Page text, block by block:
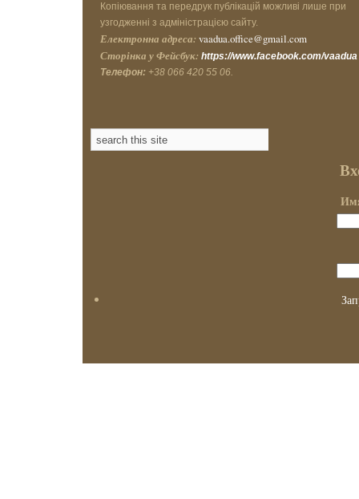
Копіювання та передрук публікацій можливі лише при
узгодженні з адміністрацією сайту.
Електронна адреса: vaadua.office@gmail.com
Сторінка у Фейсбук: https://www.facebook.com/vaadua
Телефон: +38 066 420 55 06.